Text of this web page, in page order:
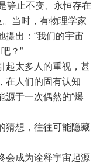
静止不变、永恒存在
。当时，有物理学家
提出：“我们的宇宙
？”
起太多人的重视，甚
人们的固有认知
源于一次偶然的“爆
猜想，往往可能隐藏
会成为诠释宇宙起源